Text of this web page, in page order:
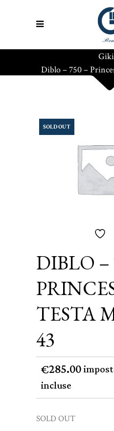
Giki
Diblo – 750 –
SOLD OUT
DIBLO –
TESTA
43
€285.00
incluse
SOLD OUT